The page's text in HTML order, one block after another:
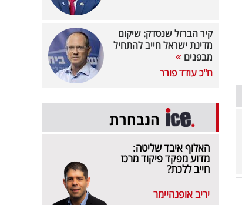
קיר הברזל שנסדק: שיקום
מדינת ישראל חייב להתחיל
מבפנים
ח"כ עודד פורר
הנבחרת
האלוף איבד שליטה:
מדוע מפקד פיקוד מרכז
חייב ללכת?
יריב אופנהיימר